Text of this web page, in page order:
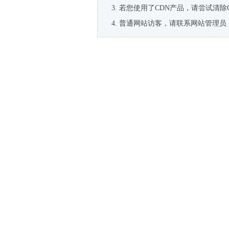
若您使用了CDN产品，请尝试清除
普通网站访客，请联系网站管理员